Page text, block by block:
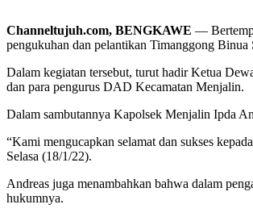
Channeltujuh.com, BENGKAWE —
pengukuhan dan pelantikan Timanggong Binua
Dalam kegiatan tersebut, turut hadir Ketua
dan para pengurus DAD Kecamatan Menjalin.
Dalam sambutannya Kapolsek Menjalin Ipda
“Kami mengucapkan selamat dan sukses
Selasa (18/1/22).
Andreas juga menambahkan bahwa dalam
hukumnya.